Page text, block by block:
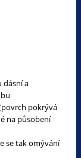
dásní a
pokrývá
na působení
se tak omývání